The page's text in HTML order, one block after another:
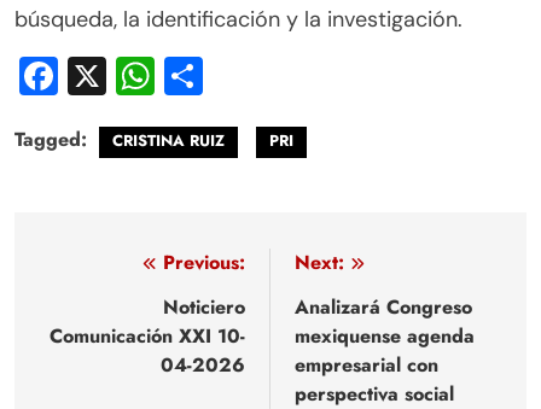
búsqueda, la identificación y la investigación.
Facebook
X WhatsApp
Tagged: CRISTINA RUIZ PRI
Navegación
entradas
Previous:
Noticiero
Comunicación XXI 10-
04-2026
Next:
Analizará Congreso
mexiquense agenda
empresarial con
perspectiva social